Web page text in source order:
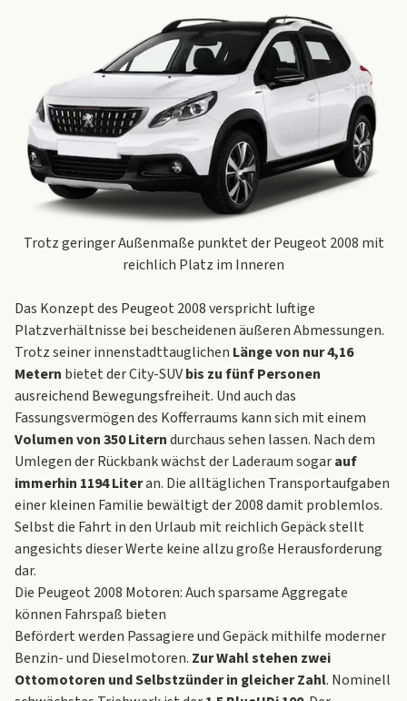
Trotz geringer Außenmaße punktet der Peugeot 2008 mit
reichlich Platz im Inneren
Das Konzept des Peugeot 2008 verspricht luftige
Platzverhältnisse bei bescheidenen äußeren Abmessungen.
Trotz seiner innenstadttauglichen Länge von nur 4,16
Metern bietet der City-SUVbis zu fünf Personen
ausreichend Bewegungsfreiheit. Und auch das
Fassungsvermögen des Kofferraums kann sich mit einem
Volumen von 350 Literndurchaus sehen lassen. Nach dem
Umlegen der Rückbank wächst der Laderaum sogarauf
immerhin 1194 Literan. Die alltäglichen Transportaufgaben
einer kleinen Familie bewältigt der 2008 damit problemlos.
Selbst die Fahrt in den Urlaub mit reichlich Gepäck stellt
angesichts dieser Werte keine allzu große Herausforderung
dar.
Die Peugeot 2008 Motoren: Auch sparsame Aggregate
können Fahrspaß bieten
Befördert werden Passagiere und Gepäck mithilfe moderner
Benzin- und Dieselmotoren. Zur Wahl stehen zwei
Ottomotoren und Selbstzünder in gleicher Zahl. Nominell